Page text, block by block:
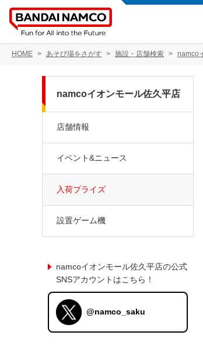
HOME あそび場をさがす 施設・店舗検索 namco
namcoイオンモール佐久平店
店舗情報
イベント&ニュース
入荷プライズ
設置ゲーム機
namcoイオンモール佐久平店の公式
SNSアカウントはこちら！
@namco_saku